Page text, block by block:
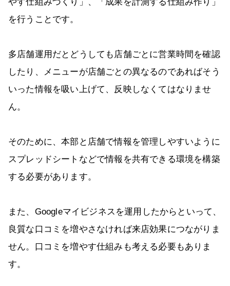
を行うことです。
多店舗運用だとどうしても店舗ごとに営業時間を確認
したり、メニューが店舗ごとの異なるのであればそう
いった情報を吸い上げて、反映しなくてはなりませ
ん。
そのために、本部と店舗で情報を管理しやすいように
スプレッドシートなどで情報を共有できる環境を構築
する必要があります。
また、Googleマイビジネスを運用したからといって、
良質な口コミを増やさなければ来店効果につながりま
せん。口コミを増やす仕組みも考える必要もありま
す。